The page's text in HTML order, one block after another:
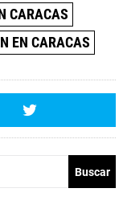
CARACAS
EN CARACAS